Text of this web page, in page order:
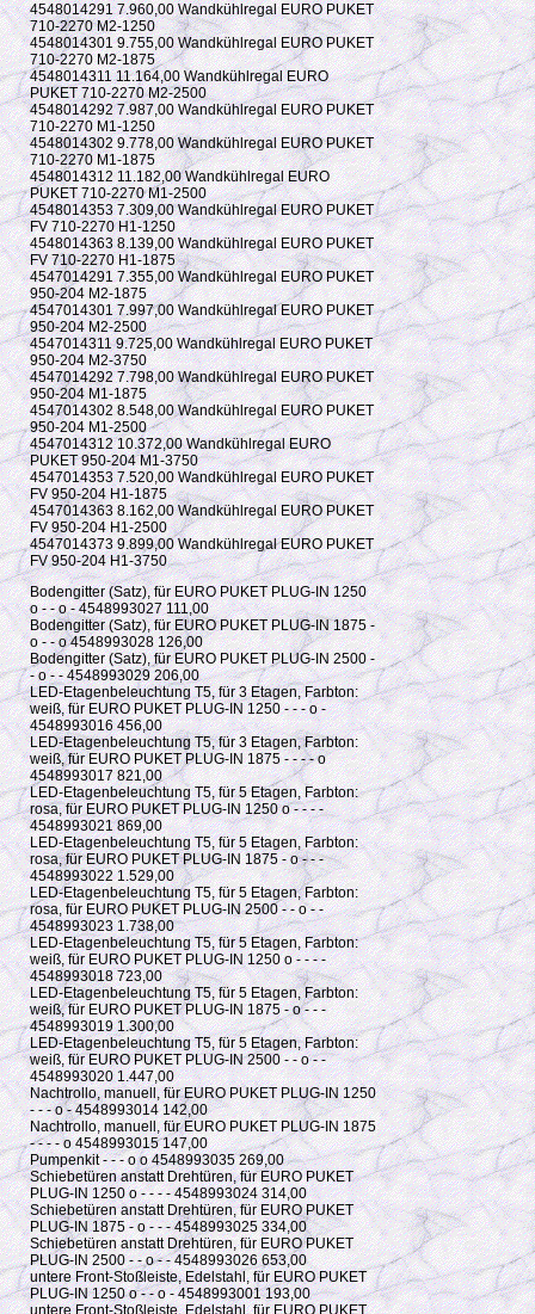
4548014291 7.960,00 Wandkühlregal EURO PUKET
710-2270 M2-1250
4548014301 9.755,00 Wandkühlregal EURO PUKET
710-2270 M2-1875
4548014311 11.164,00 Wandkühlregal EURO
PUKET 710-2270 M2-2500
4548014292 7.987,00 Wandkühlregal EURO PUKET
710-2270 M1-1250
4548014302 9.778,00 Wandkühlregal EURO PUKET
710-2270 M1-1875
4548014312 11.182,00 Wandkühlregal EURO
PUKET 710-2270 M1-2500
4548014353 7.309,00 Wandkühlregal EURO PUKET
FV 710-2270 H1-1250
4548014363 8.139,00 Wandkühlregal EURO PUKET
FV 710-2270 H1-1875
4547014291 7.355,00 Wandkühlregal EURO PUKET
950-204 M2-1875
4547014301 7.997,00 Wandkühlregal EURO PUKET
950-204 M2-2500
4547014311 9.725,00 Wandkühlregal EURO PUKET
950-204 M2-3750
4547014292 7.798,00 Wandkühlregal EURO PUKET
950-204 M1-1875
4547014302 8.548,00 Wandkühlregal EURO PUKET
950-204 M1-2500
4547014312 10.372,00 Wandkühlregal EURO
PUKET 950-204 M1-3750
4547014353 7.520,00 Wandkühlregal EURO PUKET
FV 950-204 H1-1875
4547014363 8.162,00 Wandkühlregal EURO PUKET
FV 950-204 H1-2500
4547014373 9.899,00 Wandkühlregal EURO PUKET
FV 950-204 H1-3750
Bodengitter (Satz), für EURO PUKET PLUG-IN 1250
o - - o - 4548993027 111,00
Bodengitter (Satz), für EURO PUKET PLUG-IN 1875 -
o - - o 4548993028 126,00
Bodengitter (Satz), für EURO PUKET PLUG-IN 2500 -
- o - - 4548993029 206,00
LED-Etagenbeleuchtung T5, für 3 Etagen, Farbton:
weiß, für EURO PUKET PLUG-IN 1250 - - - o -
4548993016 456,00
LED-Etagenbeleuchtung T5, für 3 Etagen, Farbton:
weiß, für EURO PUKET PLUG-IN 1875 - - - - o
4548993017 821,00
LED-Etagenbeleuchtung T5, für 5 Etagen, Farbton:
rosa, für EURO PUKET PLUG-IN 1250 o - - - -
4548993021 869,00
LED-Etagenbeleuchtung T5, für 5 Etagen, Farbton:
rosa, für EURO PUKET PLUG-IN 1875 - o - - -
4548993022 1.529,00
LED-Etagenbeleuchtung T5, für 5 Etagen, Farbton:
rosa, für EURO PUKET PLUG-IN 2500 - - o - -
4548993023 1.738,00
LED-Etagenbeleuchtung T5, für 5 Etagen, Farbton:
weiß, für EURO PUKET PLUG-IN 1250 o - - - -
4548993018 723,00
LED-Etagenbeleuchtung T5, für 5 Etagen, Farbton:
weiß, für EURO PUKET PLUG-IN 1875 - o - - -
4548993019 1.300,00
LED-Etagenbeleuchtung T5, für 5 Etagen, Farbton:
weiß, für EURO PUKET PLUG-IN 2500 - - o - -
4548993020 1.447,00
Nachtrollo, manuell, für EURO PUKET PLUG-IN 1250
- - - o - 4548993014 142,00
Nachtrollo, manuell, für EURO PUKET PLUG-IN 1875
- - - - o 4548993015 147,00
Pumpenkit - - - o o 4548993035 269,00
Schiebetüren anstatt Drehtüren, für EURO PUKET
PLUG-IN 1250 o - - - - 4548993024 314,00
Schiebetüren anstatt Drehtüren, für EURO PUKET
PLUG-IN 1875 - o - - - 4548993025 334,00
Schiebetüren anstatt Drehtüren, für EURO PUKET
PLUG-IN 2500 - - o - - 4548993026 653,00
untere Front-Stoßleiste, Edelstahl, für EURO PUKET
PLUG-IN 1250 o - - o - 4548993001 193,00
untere Front-Stoßleiste, Edelstahl, für EURO PUKET